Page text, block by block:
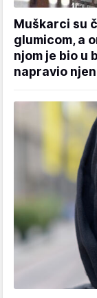
Muškarci su
glumicom, a
njom je bio u
napravio